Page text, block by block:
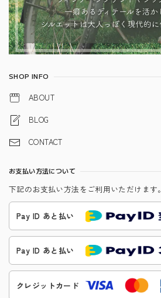
SHOP INFO
ABOUT
BLOG
CONTACT
お支払い方法について
下記のお支払い方法をご利用いただけます。
Pay ID あと払い
Pay ID あと払い
クレジットカード